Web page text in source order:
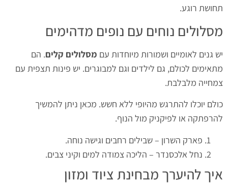
תחושת רוגע.
מסלולים נוחים עם נופים מדהימים
יש גנים לאומיים ושמורות מיוחדות עם מסלולים קלים. הם
מתאימים לכולם, גם לילדים וגם למבוגרים. יש פינות תצפית עם
צמחייה מלבלבת.
כולם יוכלו להתרגש מהיופי ללא חשש. מכאן ניתן להמשיך
להרפתקה או לפיקניק מול הנוף.
פארק השרון – שבילים רחבים וגישה נוחה.
נחל אלכסנדר – הליכה צמודה למים וקיני צבים.
איך להיערך מבחינת ציוד ומזון